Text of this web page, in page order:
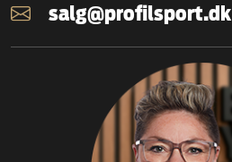
salg@profilsport.dk